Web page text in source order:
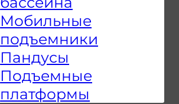
Мобильные
подъемники
Пандусы
Подъемные
платформы